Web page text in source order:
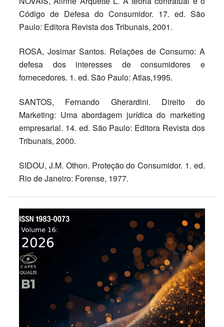
Código de Defesa do Consumidor. 17. ed. São
Paulo: Editora Revista dos Tribunais, 2001.
ROSA, Josimar Santos. Relações de Consumo: A
defesa dos interesses de consumidores e
fornecedores. 1. ed. São Paulo: Atlas,1995.
SANTOS, Fernando Gherardini. Direito do
Marketing: Uma abordagem jurídica do marketing
empresarial. 14. ed. São Paulo: Editora Revista dos
Tribunais, 2000.
SIDOU, J.M. Othon. Proteção do Consumidor. 1. ed.
Rio de Janeiro: Forense, 1977.